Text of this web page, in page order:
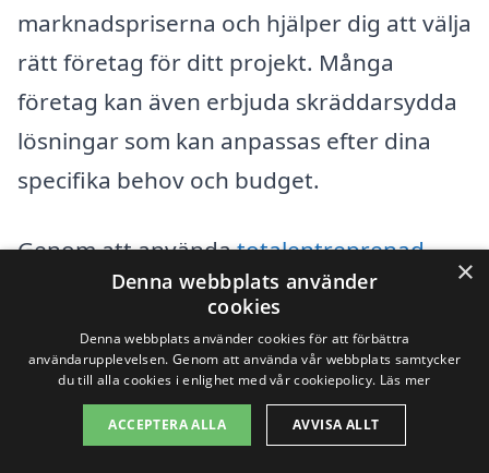
marknadspriserna och hjälper dig att välja
rätt företag för ditt projekt. Många
företag kan även erbjuda skräddarsydda
lösningar som kan anpassas efter dina
specifika behov och budget.
Genom att användatotalentreprenad-
kan du enkelt jämföra olika företag
som erbjuder totalentreprenad i Bara och
få tillgång till det bästa erbjudandet.
Plattformen hjälper dig att navigera i
djungeln av alternativ och säkerställer att
×
Denna webbplats använder
cookies
Denna webbplats använder cookies för att förbättra
användarupplevelsen. Genom att använda vår webbplats samtycker
du till alla cookies i enlighet med vår cookiepolicy. Läs mer
ACCEPTERA ALLA AVVISA ALLT